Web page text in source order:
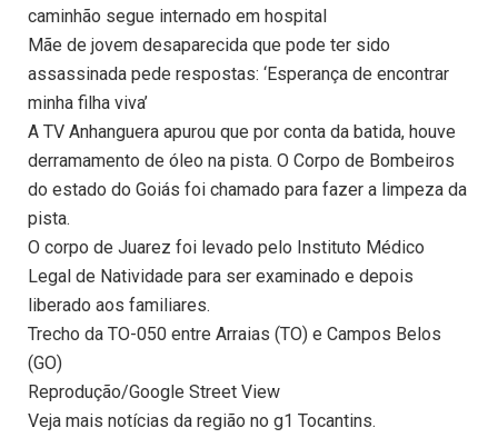
caminhão segue internado em hospital
Mãe de jovem desaparecida que pode ter sido
assassinada pede respostas: ‘Esperança de encontrar
minha filha viva’
A TV Anhanguera apurou que por conta da batida, houve
derramamento de óleo na pista. O Corpo de Bombeiros
do estado do Goiás foi chamado para fazer a limpeza da
pista.
O corpo de Juarez foi levado pelo Instituto Médico
Legal de Natividade para ser examinado e depois
liberado aos familiares.
Trecho da TO-050 entre Arraias (TO) e Campos Belos
(GO)
Reprodução/Google Street View
Veja mais notícias da região no g1 Tocantins.